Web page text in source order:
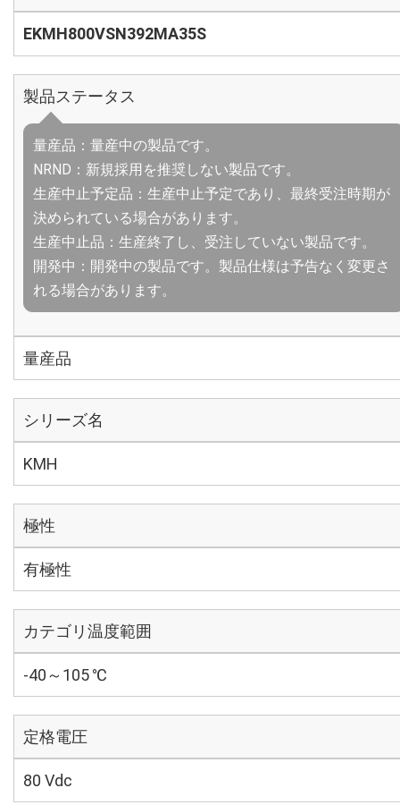
EKMH800VSN392MA35S
製品ステータス
量産品：量産中の製品です。
NRND：新規採用を推奨しない製品です。
生産中止予定品：生産中止予定であり、最終受注時期が
決められている場合があります。
生産中止品：生産終了し、受注していない製品です。
開発中：開発中の製品です。製品仕様は予告なく変更さ
れる場合があります。
量産品
シリーズ名
KMH
極性
有極性
カテゴリ温度範囲
-40～105 ℃
定格電圧
80 Vdc